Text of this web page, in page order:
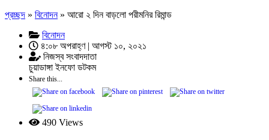
প্রচ্ছদ » বিনোদন» আরো ২ দিন বাড়লো পরীমনির রিমান্ড
বিনোদন
৪:০৮ অপরাহ্ণ | আগস্ট ১০, ২০২১
নিজস্ব সংবাদদাতা
চুয়াডাঙ্গা ইনফো ডটকম
Share this...
490 Views